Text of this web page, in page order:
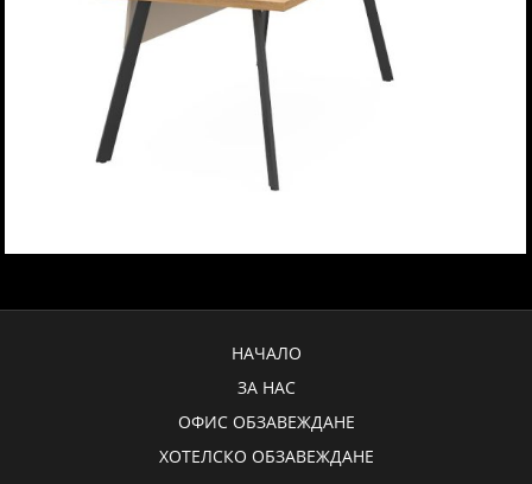
НАЧАЛО
ЗА НАС
ОФИС ОБЗАВЕЖДАНЕ
ХОТЕЛСКО ОБЗАВЕЖДАНЕ